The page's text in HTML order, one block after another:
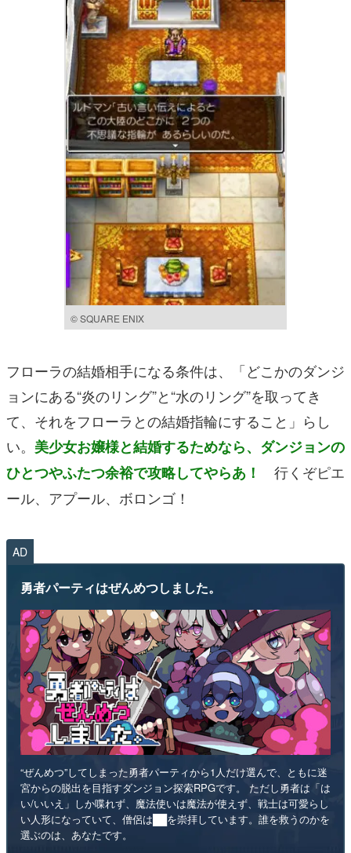
© SQUARE ENIX
フローラの結婚相手になる条件は、「どこかのダンジ
ョンにある“炎のリング”と“水のリング”を取ってき
て、それをフローラとの結婚指輪にすること」らし
い。 美少女お嬢様と結婚するためなら、ダンジョンの
ひとつやふたつ余裕で攻略してやらあ！
行くぞピエ
ール、アプール、ボロンゴ！
AD
勇者パーティはぜんめつしました。
“ぜんめつ”してしまった勇者パーティから1人だけ選んで、ともに迷
宮からの脱出を目指すダンジョン探索RPGです。 ただし勇者は「は
い/いいえ」しか喋れず、魔法使いは魔法が使えず、戦士は可愛らし
い人形になっていて、僧侶は██を崇拝しています。誰を救うのかを
選ぶのは、あなたです。